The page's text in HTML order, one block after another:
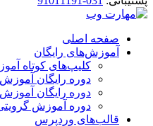
صفحه اصلی
آموزش‌های رایگان
کلیپ‌های کوتاه
دوره رایگان
دوره رایگان
دوره آموزش
قالب‌های وردپرس